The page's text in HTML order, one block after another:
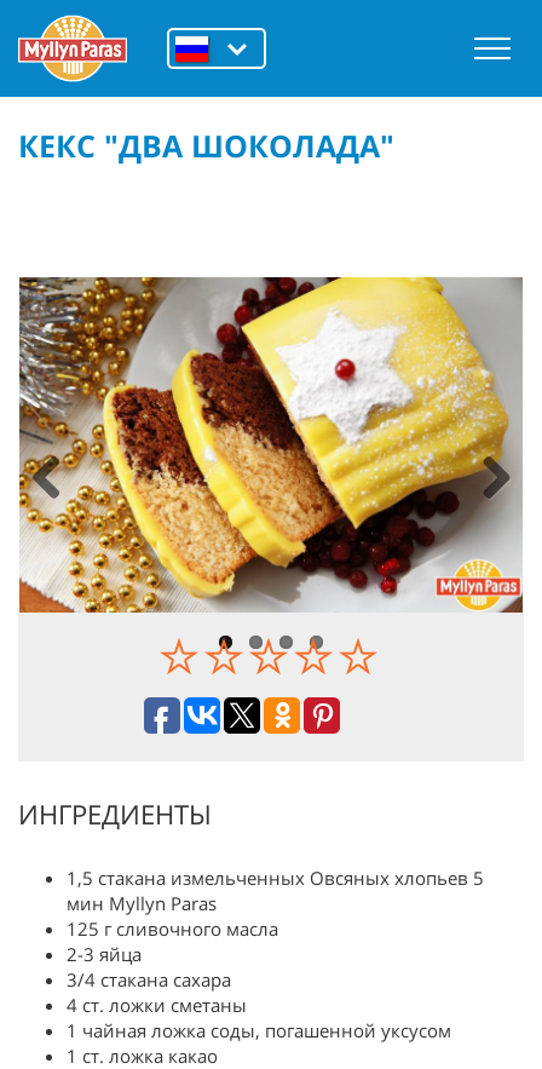
КЕКС "ДВА ШОКОЛАДА"
Previous Next
ИНГРЕДИЕНТЫ
1,5 стакана измельченных Овсяных хлопьев 5
мин Myllyn Paras
125 г сливочного масла
2-3 яйца
3/4 стакана сахара
4 ст. ложки сметаны
1 чайная ложка соды, погашенной уксусом
1 ст. ложка какао